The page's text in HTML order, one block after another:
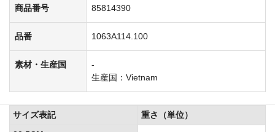
商品番号 85814390
品番 1063A114.100
素材・生産国
-
生産国：Vietnam
サイズ表記
重さ（単位）